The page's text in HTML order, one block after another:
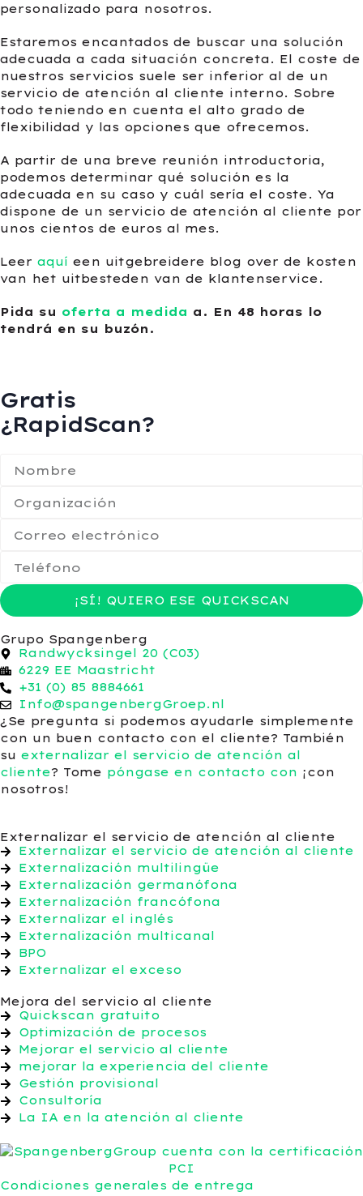
personalizado para nosotros.
Estaremos encantados de buscar una solución
adecuada a cada situación concreta. El coste de
nuestros servicios suele ser inferior al de un
servicio de atención al cliente interno. Sobre
todo teniendo en cuenta el alto grado de
flexibilidad y las opciones que ofrecemos.
A partir de una breve reunión introductoria,
podemos determinar qué solución es la
adecuada en su caso y cuál sería el coste. Ya
dispone de un servicio de atención al cliente por
unos cientos de euros al mes.
Leer aquí een uitgebreidere blog over de kosten
van het uitbesteden van de klantenservice.
Pida su oferta a medida a. En 48 horas lo
tendrá en su buzón.
Gratis
¿RapidScan?
¡SÍ! QUIERO ESE QUICKSCAN
Grupo Spangenberg
Randwycksingel 20 (C03)
6229 EE Maastricht
+31 (0) 85 8884661
Info@spangenbergGroep.nl
¿Se pregunta si podemos ayudarle simplemente
con un buen contacto con el cliente? También
su externalizar el servicio de atención al
cliente? Tome póngase en contacto con ¡con
nosotros!
Externalizar el servicio de atención al cliente
Externalizar el servicio de atención al cliente
Externalización multilingüe
Externalización germanófona
Externalización francófona
Externalizar el inglés
Externalización multicanal
BPO
Externalizar el exceso
Mejora del servicio al cliente
Quickscan gratuito
Optimización de procesos
Mejorar el servicio al cliente
mejorar la experiencia del cliente
Gestión provisional
Consultoría
La IA en la atención al cliente
Condiciones generales de entrega